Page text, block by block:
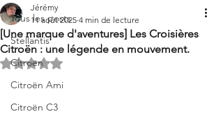
Tous les posts
Stellantis
Citroën
Citroën Ami
Citroën C3
[Une marque d'aventures] Les Croisières
Citroën : une légende en mouvement.
Jérémy
11 août 2025 4 min de lecture
Noté NaN étoiles sur 5.